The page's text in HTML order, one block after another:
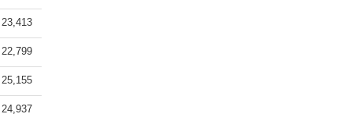
23,413
22,799
25,155
24,937